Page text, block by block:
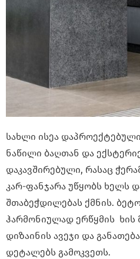
სახლი ისეა
ნაწილი ბაღთან და
დაკავშირებული, რასაც
კარ-ფანჯარა უწყობს ხელს
შთაბეჭდილებას ქმნის.
ჰარმონიულად ერწყმის ხის
დიზაინის ავეჯი და
დეტალებს გამოკვეთს.